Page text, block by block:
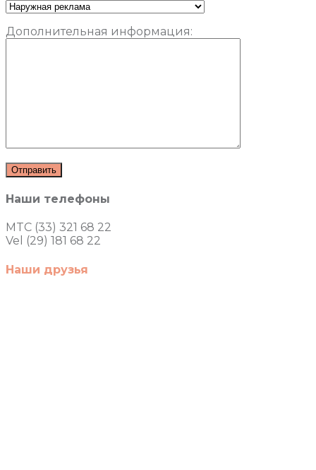
Дополнительная информация:
Наши телефоны
MTC (33) 321 68 22
Vel (29) 181 68 22
Наши друзья